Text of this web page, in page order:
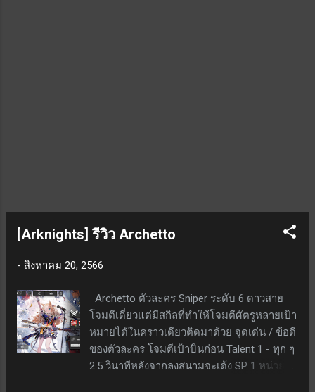
[Arknights] รีวิว Archetto
- สิงหาคม 20, 2566
Archetto ตัวละคร Sniper ระดับ 6 ดาวสาย
โจมตีเดี่ยวแต่มีสกิลที่ทำให้โจมตีศัตรูหลายเป้า
หมายได้ในคราวเดียวติดมาด้วย จุดเด่น / ข้อดี
ของตัวละคร โจมตีเป้าบินก่อน Talent 1 - ทุก ๆ
2.5 วินาทีหลังจากลงสนามจะเด้ง SP 1 หน่วยให้